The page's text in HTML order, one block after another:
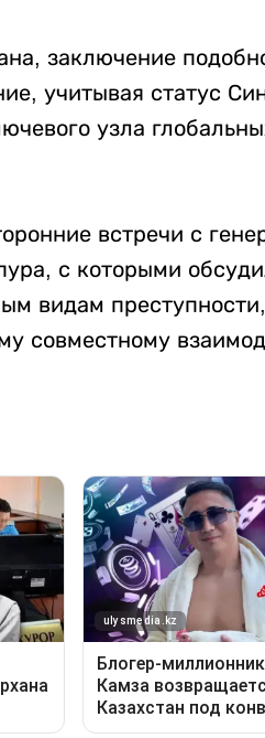
заключение
учитывая статус
узла
встречи с
с которыми
видам
совместному